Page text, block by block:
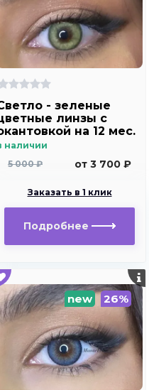
- зеленые
линзы c
на 12 мес.
Dominico
наличии
5 000 ₽
от 3 700 ₽
Заказать в 1 клик
Подробнее
new 26%